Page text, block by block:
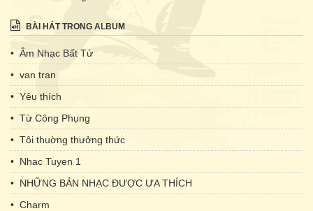
BÀI HÁT TRONG ALBUM
• Âm Nhạc Bất Tử
• van tran
• Yêu thích
• Từ Công Phụng
• Tôi thuờng thưởng thức
• Nhac Tuyen 1
• NHỮNG BẢN NHẠC ĐƯỢC ƯA THÍCH
• Charm